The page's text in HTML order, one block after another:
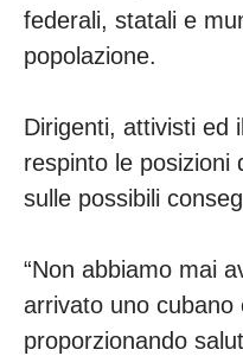
federali, statali e
popolazione.
Dirigenti, attivisti ed
respinto le posizioni
sulle possibili
“Non abbiamo mai
arrivato uno cubano
proporzionando